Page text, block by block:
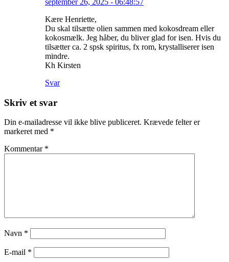
september 26, 2025 - 06:48:57
Kære Henriette,
Du skal tilsætte olien sammen med kokosdream eller
kokosmælk. Jeg håber, du bliver glad for isen. Hvis du
tilsætter ca. 2 spsk spiritus, fx rom, krystalliserer isen
mindre.
Kh Kirsten
Svar
Skriv et svar
Din e-mailadresse vil ikke blive publiceret. Krævede felter er
markeret med *
Kommentar *
Navn *
E-mail *